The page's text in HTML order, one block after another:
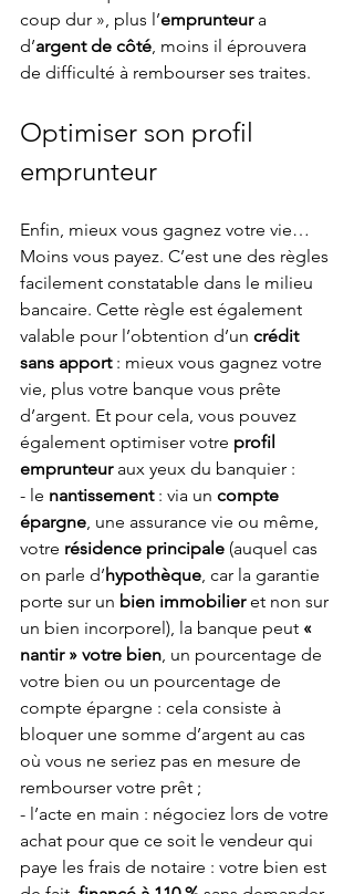
coup dur », plus l’emprunteur a
d’argent de côté, moins il éprouvera
de difficulté à rembourser ses traites.
Optimiser son profil
emprunteur
Enfin, mieux vous gagnez votre vie…
Moins vous payez. C’est une des règles
facilement constatable dans le milieu
bancaire. Cette règle est également
valable pour l’obtention d’un crédit
sans apport : mieux vous gagnez votre
vie, plus votre banque vous prête
d’argent. Et pour cela, vous pouvez
également optimiser votre profil
emprunteur aux yeux du banquier :
- le nantissement : via un compte
épargne, une assurance vie ou même,
votre résidence principale (auquel cas
on parle d’hypothèque, car la garantie
porte sur un bien immobilier et non sur
un bien incorporel), la banque peut «
nantir » votre bien, un pourcentage de
votre bien ou un pourcentage de
compte épargne : cela consiste à
bloquer une somme d’argent au cas
où vous ne seriez pas en mesure de
rembourser votre prêt ;
- l’acte en main : négociez lors de votre
achat pour que ce soit le vendeur qui
paye les frais de notaire : votre bien est